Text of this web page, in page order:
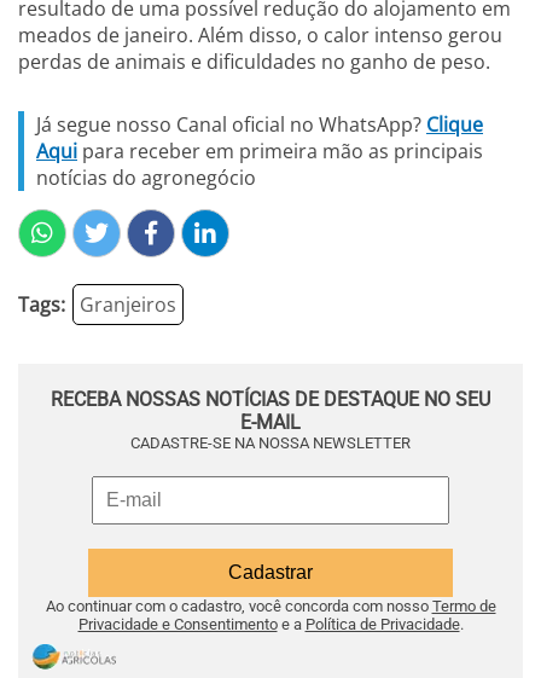
resultado de uma possível redução do alojamento em
meados de janeiro. Além disso, o calor intenso gerou
perdas de animais e dificuldades no ganho de peso.
Já segue nosso Canal oficial no WhatsApp? Clique
Aqui para receber em primeira mão as principais
notícias do agronegócio
Tags: Granjeiros
RECEBA NOSSAS NOTÍCIAS DE DESTAQUE NO SEU
E-MAIL
CADASTRE-SE NA NOSSA NEWSLETTER
Ao continuar com o cadastro, você concorda com nosso Termo de
Privacidade e Consentimentoe a Política de Privacidade.